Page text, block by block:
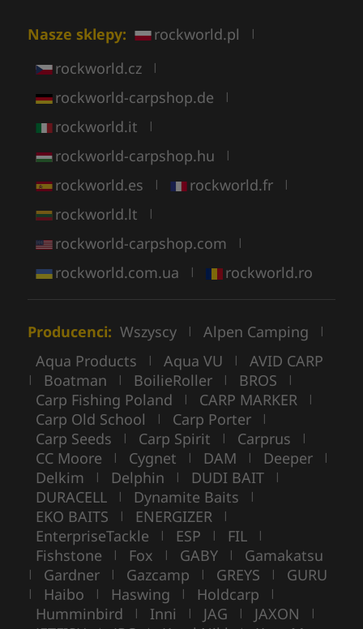
Nasze sklepy: rockworld.pl |
rockworld.cz |
rockworld-carpshop.de |
rockworld.it |
rockworld-carpshop.hu |
rockworld.es | rockworld.fr |
rockworld.lt |
rockworld-carpshop.com |
rockworld.com.ua | rockworld.ro
Producenci: Wszyscy | Alpen Camping |
Aqua Products | Aqua VU | AVID CARP
| Boatman | BoilieRoller | BROS |
Carp Fishing Poland | CARP MARKER |
Carp Old School | Carp Porter |
Carp Seeds | Carp Spirit | Carprus |
CC Moore | Cygnet | DAM | Deeper |
Delkim | Delphin | DUDI BAIT |
DURACELL | Dynamite Baits |
EKO BAITS | ENERGIZER |
EnterpriseTackle | ESP | FIL |
Fishstone | Fox | GABY | Gamakatsu
| Gardner | Gazcamp | GREYS | GURU
| Haibo | Haswing | Holdcarp |
Humminbird | Inni | JAG | JAXON |